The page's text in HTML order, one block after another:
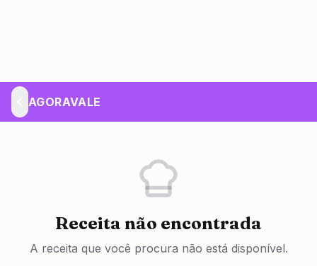
AGORAVALE
Receita não encontrada
A receita que você procura não está disponível.